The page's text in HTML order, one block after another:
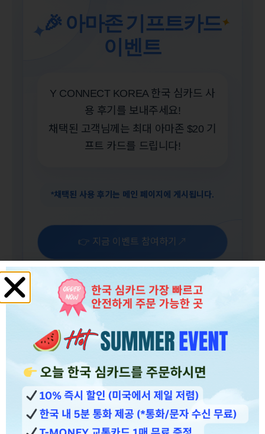
✦ ✦
🎉 아마존 기프트카드
이벤트
Y CONNECT KOREA 한국 심카드 사
용 후기를 보내주세요!
채택된 고객님께는 최대 아마존 $20 기
프트 카드를 드립니다!
*채택된 사용 후기는 메인 페이지에 게시됩니다.
👉 지금 이벤트 참여하기 ↗
FEATURED REVIEW
여행자가 직접 전한
솔직한 경험
전체9개의 후기